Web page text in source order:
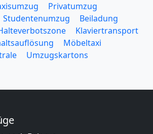
Privatumzug
Studentenumzug
Beiladung
Klaviertransport
Möbeltaxi
Umzugskartons